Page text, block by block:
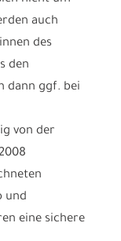
auch
des
den
dann ggf. bei
von der
und
eine sichere